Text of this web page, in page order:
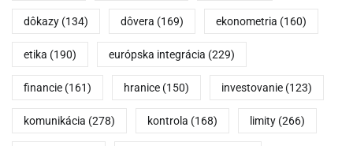
dôkazy (134) dôvera (169) ekonometria (160)
etika (190) európska integrácia (229)
financie (161) hranice (150) investovanie (123)
komunikácia (278) kontrola (168) limity (266)